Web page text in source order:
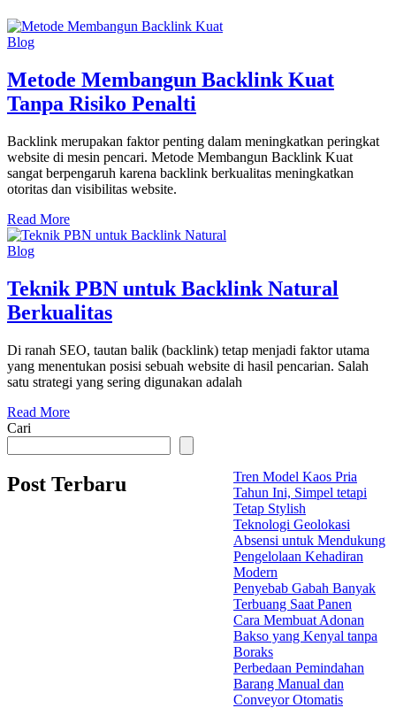
Blog
Metode Membangun Backlink Kuat
Tanpa Risiko Penalti
Backlink merupakan faktor penting dalam meningkatkan peringkat
website di mesin pencari. Metode Membangun Backlink Kuat
sangat berpengaruh karena backlink berkualitas meningkatkan
otoritas dan visibilitas website.
Read More
Blog
Teknik PBN untuk Backlink Natural
Berkualitas
Di ranah SEO, tautan balik (backlink) tetap menjadi faktor utama
yang menentukan posisi sebuah website di hasil pencarian. Salah
satu strategi yang sering digunakan adalah
Read More
Cari
Post Terbaru
Tren Model Kaos Pria
Tahun Ini, Simpel tetapi
Tetap Stylish
Teknologi Geolokasi
Absensi untuk Mendukung
Pengelolaan Kehadiran
Modern
Penyebab Gabah Banyak
Terbuang Saat Panen
Cara Membuat Adonan
Bakso yang Kenyal tanpa
Boraks
Perbedaan Pemindahan
Barang Manual dan
Conveyor Otomatis